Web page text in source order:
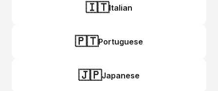
🇮🇹Italian
🇵🇹Portuguese
🇯🇵Japanese